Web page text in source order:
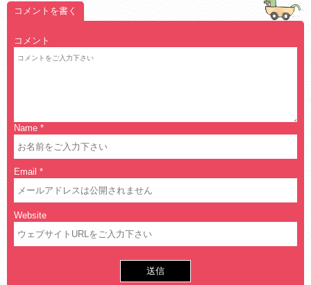
コメントを書く
コメント
Name *
Email *
Website